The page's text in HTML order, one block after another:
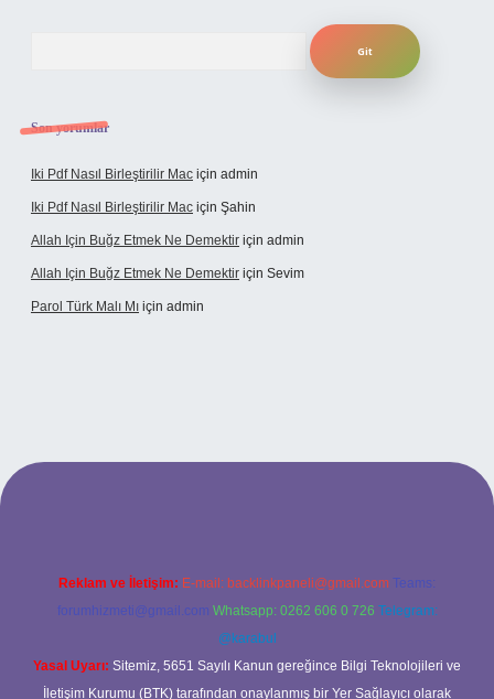
Son yorumlar
Iki Pdf Nasıl Birleştirilir Mac için admin
Iki Pdf Nasıl Birleştirilir Mac için Şahin
Allah Için Buğz Etmek Ne Demektir için admin
Allah Için Buğz Etmek Ne Demektir için Sevim
Parol Türk Malı Mı için admin
giriş
Reklam ve İletişim: E-mail: backlinkpaneli@gmail.com Teams:
forumhizmeti@gmail.com Whatsapp: 0262 606 0 726 Telegram:
@karabul
Yasal Uyarı: Sitemiz, 5651 Sayılı Kanun gereğince Bilgi Teknolojileri ve
İletişim Kurumu (BTK) tarafından onaylanmış bir Yer Sağlayıcı olarak